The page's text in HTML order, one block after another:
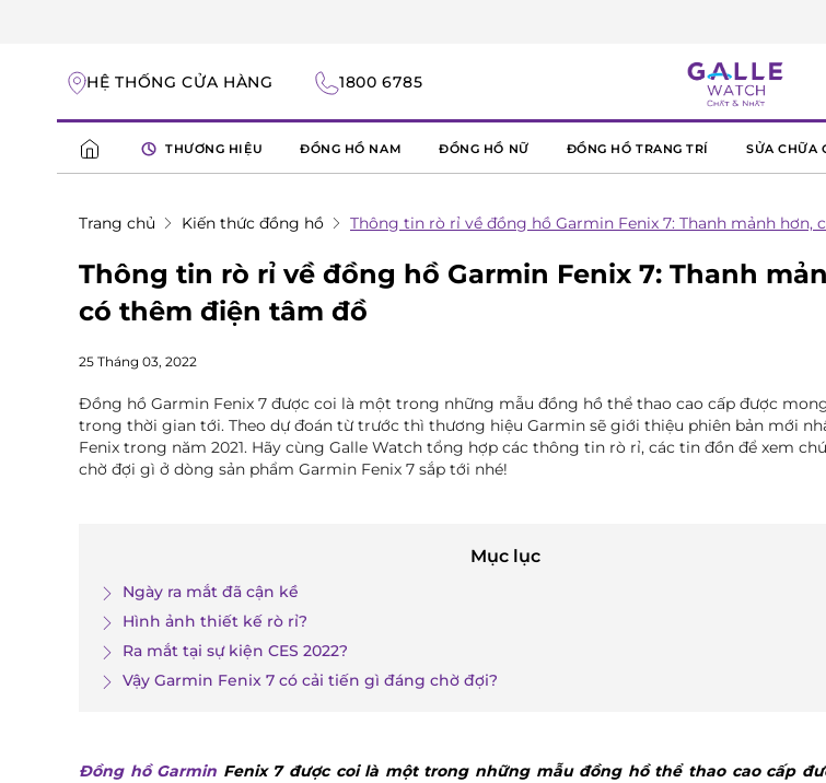
HỆ THỐNG CỬA HÀNG 1800 6785
THƯƠNG HIỆU ĐỒNG HỒ NAM ĐỒNG HỒ NỮ ĐỒNG HỒ TRANG TRÍ SỬA CHỮA
Trang chủ Kiến thức đồng hồ Thông tin rò rỉ về đồng hồ Garmin Fenix 7: Thanh mảnh hơn,
Thông tin rò rỉ về đồng hồ Garmin Fenix 7: Thanh
có thêm điện tâm đồ
25 Tháng 03, 2022
Đồng hồ Garmin Fenix 7 được coi là một trong những mẫu đồng hồ thể thao cao cấp được
trong thời gian tới. Theo dự đoán từ trước thì thương hiệu Garmin sẽ giới thiệu phiên bản mới
Fenix trong năm 2021. Hãy cùng Galle Watch tổng hợp các thông tin rò rỉ, các tin đồn để xem
chờ đợi gì ở dòng sản phẩm Garmin Fenix 7 sắp tới nhé!
Mục lục
Ngày ra mắt đã cận kề
Hình ảnh thiết kế rò rỉ?
Ra mắt tại sự kiện CES 2022?
Vậy Garmin Fenix 7 có cải tiến gì đáng chờ đợi?
Đồng hồ Garmin Fenix 7 được coi là một trong những mẫu đồng hồ thể thao cao cấp